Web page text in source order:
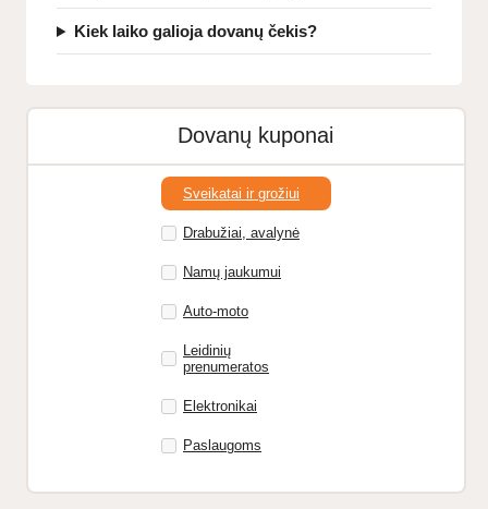
Kiek laiko galioja dovanų čekis?
Dovanų kuponai
Sveikatai ir grožiui
Drabužiai, avalynė
Namų jaukumui
Auto-moto
Leidinių
prenumeratos
Elektronikai
Paslaugoms